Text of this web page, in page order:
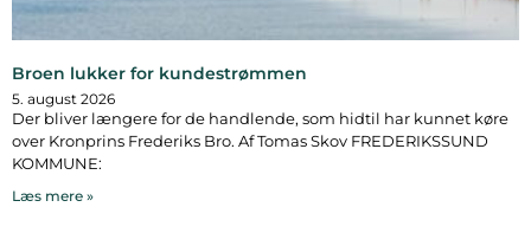
Broen lukker for kundestrømmen
5. august 2026
Der bliver længere for de handlende, som hidtil har kunnet køre
over Kronprins Frederiks Bro. Af Tomas Skov FREDERIKSSUND
KOMMUNE:
Læs mere »